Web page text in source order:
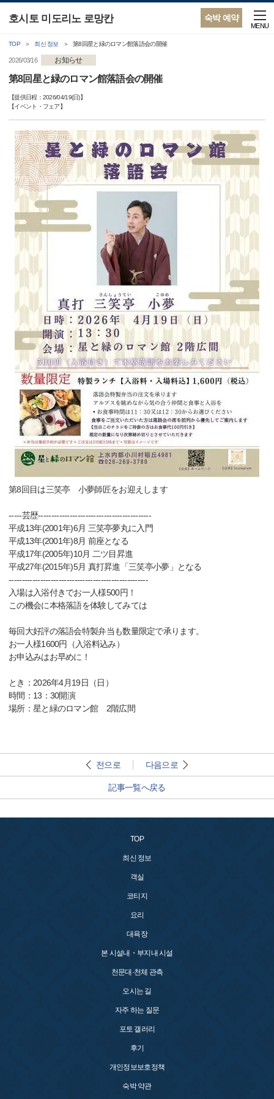
숙박 예약
호시토 미도리노 로망칸
MENU
TOP 최신 정보 第8回星と緑のロマン館落語会の開催
2026/03/16 お知らせ
第8回星と緑のロマン館落語会の開催
【提供日程： 2026/04/19(日)】
【イベント・フェア】
第8回目は三笑亭 小夢師匠をお迎えします
-----芸歴-------------------------------------------
平成13年(2001年)6月 三笑亭夢丸に入門
平成13年(2001年)8月 前座となる
平成17年(2005年)10月 二ツ目昇進
平成27年(2015年)5月 真打昇進「三笑亭小夢」となる
-----------------------------------------------------
入場は入浴付きでお一人様500円！
この機会に本格落語を体験してみては
毎回大好評の落語会特製弁当も数量限定で承ります。
お一人様1600円（入浴料込み）
お申込みはお早めに！
とき：2026年4月19日（日）
時間：13：30開演
場所：星と緑のロマン館 2階広間
전으로 다음으로
記事一覧へ戻る
TOP
최신 정보
객실
코티지
요리
대욕장
본 시설내・부지내 시설
천문대·천체 관측
오시는 길
자주 하는 질문
포토 갤러리
후기
개인정보보호정책
숙박 약관